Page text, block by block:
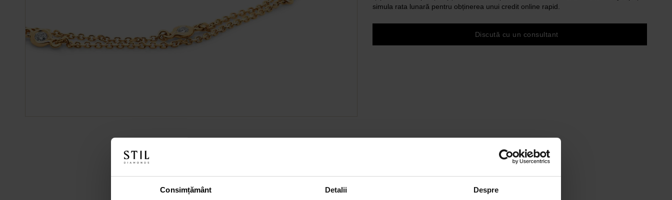
Consimțământ Detalii Despre
simula rata lunară pentru obținerea unui credit online rapid.
Discută cu un consultant